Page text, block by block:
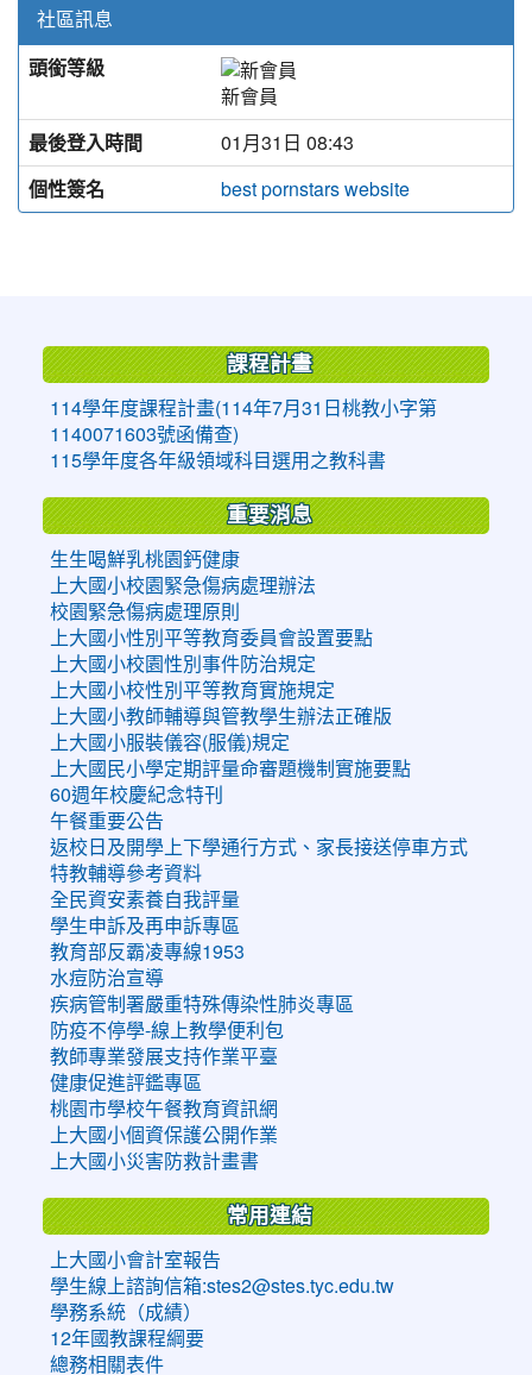
社區訊息
頭銜等級
新會員
最後登入時間
01月31日 08:43
個性簽名
best pornstars website
課程計畫
114學年度課程計畫(114年7月31日桃教小字第
1140071603號函備查)
115學年度各年級領域科目選用之教科書
重要消息
生生喝鮮乳桃園鈣健康
上大國小校園緊急傷病處理辦法
校園緊急傷病處理原則
上大國小性別平等教育委員會設置要點
上大國小校園性別事件防治規定
上大國小校性別平等教育實施規定
上大國小教師輔導與管教學生辦法正確版
上大國小服裝儀容(服儀)規定
上大國民小學定期評量命審題機制實施要點
60週年校慶紀念特刊
午餐重要公告
返校日及開學上下學通行方式、家長接送停車方式
特教輔導參考資料
全民資安素養自我評量
學生申訴及再申訴專區
教育部反霸凌專線1953
水痘防治宣導
疾病管制署嚴重特殊傳染性肺炎專區
防疫不停學-線上教學便利包
教師專業發展支持作業平臺
健康促進評鑑專區
桃園市學校午餐教育資訊網
上大國小個資保護公開作業
上大國小災害防救計畫書
常用連結
上大國小會計室報告
學生線上諮詢信箱:stes2@stes.tyc.edu.tw
學務系統（成績）
12年國教課程綱要
總務相關表件